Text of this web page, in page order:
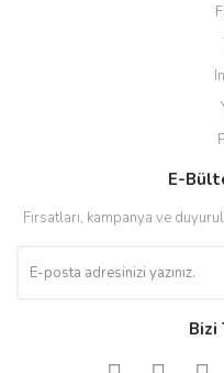
E-
Fırsatları, kampanya ve
Bizi